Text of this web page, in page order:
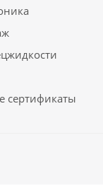
сертификаты